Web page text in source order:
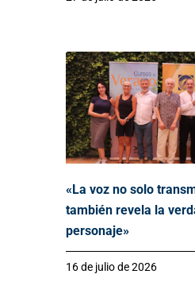
«La voz no solo
también revela la
personaje»
16 de julio de 2026